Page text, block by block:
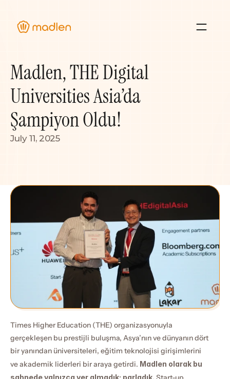
Hakkımızda
Blog ve Etkinlikler
Deneyimler
Kaynaklar
Madlen, THE Digital
Universities Asia’da
Şampiyon Oldu!
July 11, 2025
Times Higher Education (THE) organizasyonuyla
gerçekleşen bu prestijli buluşma, Asya’nın ve dünyanın dört
bir yanından üniversiteleri, eğitim teknolojisi girişimlerini
ve akademik liderleri bir araya getirdi. Madlen olarak bu
sahnede yalnızca yer almadık; parladık.